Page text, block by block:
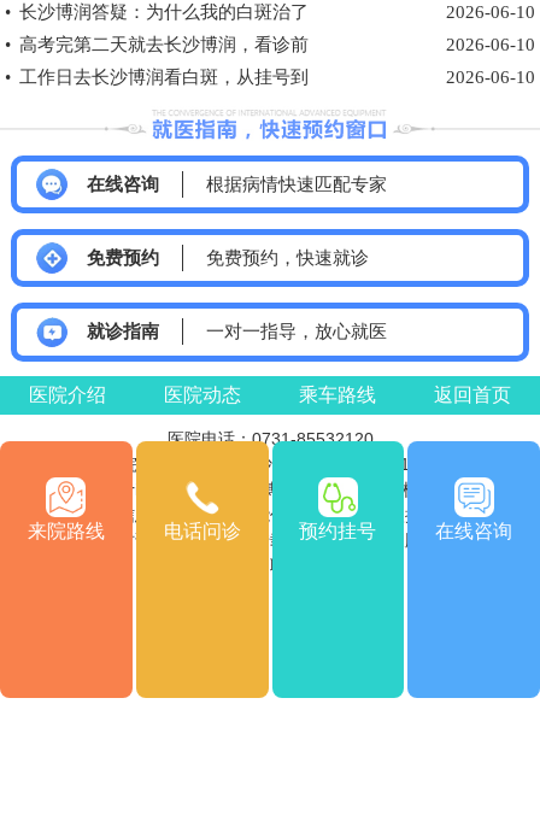
• 长沙博润答疑：为什么我的白斑治了
2026-06-10
• 高考完第二天就去长沙博润，看诊前
2026-06-10
• 工作日去长沙博润看白斑，从挂号到 2026-06-10
在线咨询 根据病情快速匹配专家
免费预约 免费预约，快速就诊
就诊指南 一对一指导，放心就医
医院介绍 医院动态 乘车路线 返回首页
医院电话：0731-85532120
医院地址：湖南省长沙市雨花区车站南715号
Copyright © 2026
长沙博润白癜风医院
版权所有
注：本网站信息仅供参考，不能作为诊断及医疗依据，服用药物
或进行治疗时请遵医嘱。如有转载或引用文章涉及版权问题，请
与我们联系。
来院路线 电话问诊 预约挂号 在线咨询